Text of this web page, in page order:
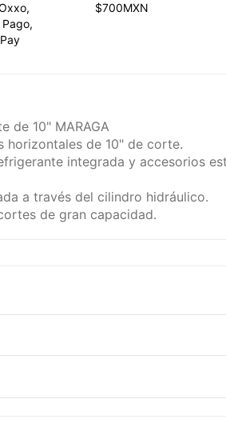
$700MXN
de 10" MARAGA
horizontales de 10" de corte.
integrada y accesorios
a través del cilindro hidráulico.
de gran capacidad.